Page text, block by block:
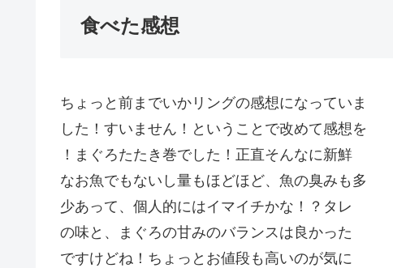
食べた感想
ちょっと前までいかリングの感想になっていま
した！すいません！ということで改めて感想を
！まぐろたたき巻でした！正直そんなに新鮮
なお魚でもないし量もほどほど、魚の臭みも多
少あって、個人的にはイマイチかな！？タレ
の味と、まぐろの甘みのバランスは良かった
ですけどね！ちょっとお値段も高いのが気に